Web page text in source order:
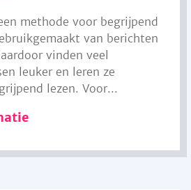
methode voor begrijpend
van berichten
vinden veel
leuker en leren ze
lezen. Voor...